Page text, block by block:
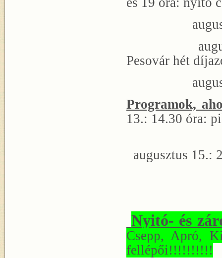
augusztus
augusztus
Pesovár hét
augusztus
Programok,
13.: 14.30
augusztus 15.:
Nyitó- és
Csepp, Apró,
fellépői!!!!!!!!!!